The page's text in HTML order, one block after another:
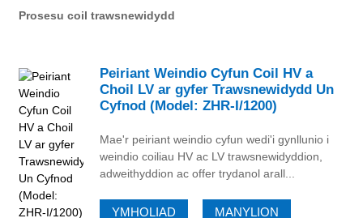
Prosesu coil trawsnewidydd
Peiriant Weindio Cyfun Coil HV a
Choil LV ar gyfer Trawsnewidydd Un
Cyfnod (Model: ZHR-I/1200)
Mae'r peiriant weindio cyfun wedi'i gynllunio i
weindio coiliau HV ac LV trawsnewidyddion,
adweithyddion ac offer trydanol arall...
YMHOLIAD MANYLION